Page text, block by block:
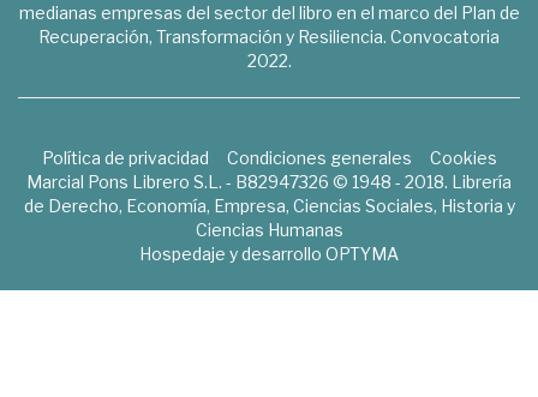
medianas empresas del sector del libro en el marco del Plan de
Recuperación, Transformación y Resiliencia. Convocatoria
2022.
Política de privacidad Condiciones generales
Cookies
Marcial Pons Librero S.L. - B82947326 © 1948 - 2018. Librería
de Derecho, Economía, Empresa, Ciencias Sociales, Historia y
Ciencias Humanas
Hospedaje y desarrollo OPTYMA